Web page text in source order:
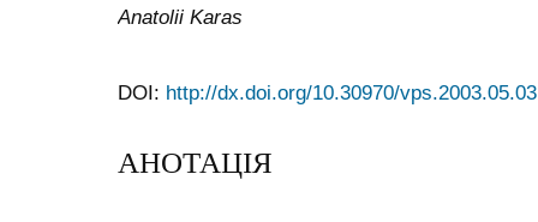
Anatolii Karas
DOI: http://dx.doi.org/10.30970/vps.2003.05.03
АНОТАЦІЯ